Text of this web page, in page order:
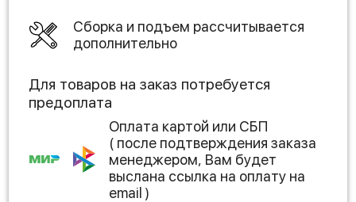
Сборка и подъем рассчитывается
дополнительно
Для товаров на заказ потребуется
предоплата
Оплата картой или СБП
( после подтверждения заказа
менеджером, Вам будет
выслана ссылка на оплату на
email )